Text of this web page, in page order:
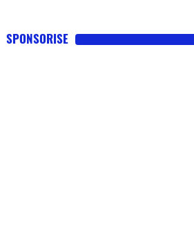
SPONSORISE